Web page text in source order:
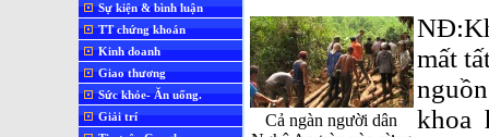
Sự kiện & bình luận
TT chứng khoán
Kinh doanh
Giao thương
Sức khỏe- Ăn uống.
Giải trí
Cả ngàn người dân
mất
khoa